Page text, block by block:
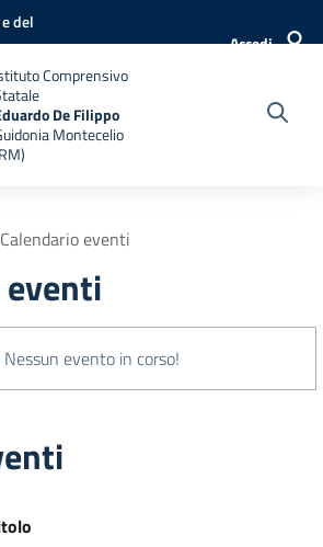
del
Accedi
Comprensivo
De Filippo
Montecelio
Calendario eventi
Nessun evento in corso!